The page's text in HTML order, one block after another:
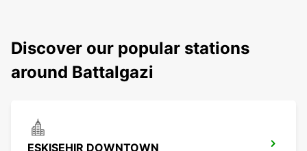
Discover our popular stations
around Battalgazi
ESKISEHIR DOWNTOWN